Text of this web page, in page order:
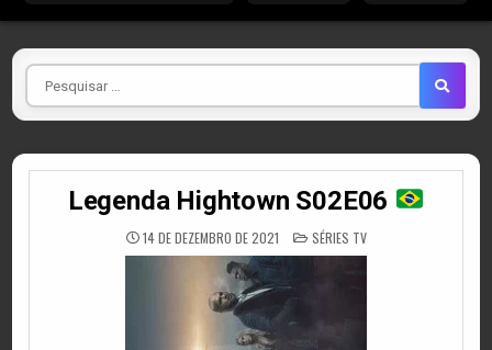
Pesquisar
por
Legenda Hightown S02E06
14 DE DEZEMBRO DE 2021 POSTED
IN
SÉRIES TV